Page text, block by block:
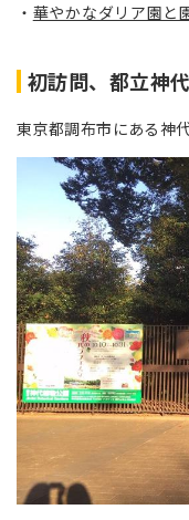
華やかなダリア園と
初訪問、都立神
東京都調布市にある神